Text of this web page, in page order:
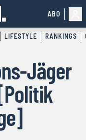
ABO
LIFESTYLE RANKINGS
Jäger